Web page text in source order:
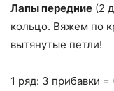
Лапы передние (2
кольцо. Вяжем по
вытянутые петли!
1 ряд: 3 прибавки =